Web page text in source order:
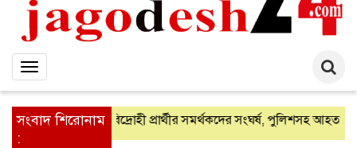
Toggle
navigation
সংবাদ শিরোনাম
:
আ’লীগ ও বিদ্রোহী প্রার্থীর সমর্থকদের সংঘর্ষ, পুলিশসহ আহত ৩৫